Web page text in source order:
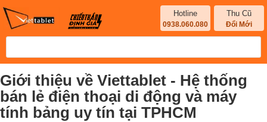
Hotline
0938.060.080
Thu Cũ
Đổi Mới
Giới thiệu về Viettablet - Hệ thống
bán lẻ điện thoại di động và máy
tính bảng uy tín tại TPHCM